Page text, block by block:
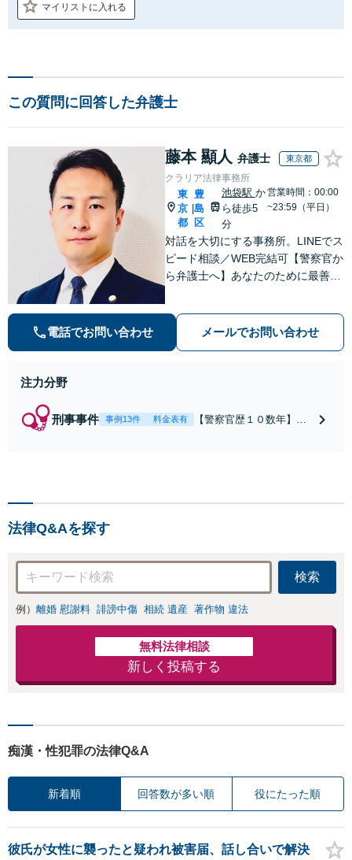
マイリストに入れる
この質問に回答した弁護士
藤本 顯人 弁護士 東京都
クラリア法律事務所
東
京
都
|
豊
島
区
池袋駅 か
ら徒歩5
分
営業時間：00:00
~23:59（平日）
対話を大切にする事務所。LINEでス
ピード相談／WEB完結可【警察官か
ら弁護士へ】あなたのために最善の
婚などの民事から刑事事件まで幅広
く支援【完全個室】
電話でお問い合わせ メールでお問い合わせ
注力分野
刑事事件 事例13件 料金表有
【警察官歴１０数年】
力。少年事件／告訴・告
法律Q&Aを探す
検索
例） 離婚 慰謝料 誹謗中傷 相続 遺産 著作物 違法
無料法律相談
新しく投稿する
痴漢・性犯罪の法律Q&A
新着順 回答数が多い順 役にたった順
彼氏が女性に襲ったと疑われ被害届、話し合いで解決